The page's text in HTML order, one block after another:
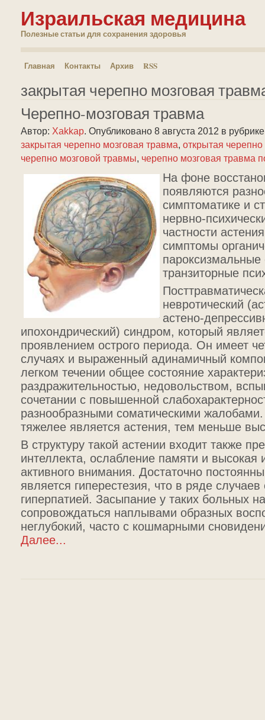
Израильская медицина
Полезные статьи для сохранения здоровья
Главная Контакты Архив RSS
закрытая черепно мозговая
Черепно-мозговая травма
Автор: Xakkap. Опубликовано 8 августа 2012 в
закрытая черепно мозговая травма, открытая
черепно мозговой травмы, черепно мозговая травма
На фоне
появляются
симптоматике и
нервно-
частности
симптомы
пароксизмальные
транзиторные
невротический
астено-
ипохондрический) синдром, который
проявлением острого периода. Он имеет
случаях и выраженный адинамичный
легком течении общее состояние
раздражительностью, недовольством,
сочетании с повышенной
разнообразными соматическими
тяжелее является астения, тем меньше
В структуру такой астении входит также
интеллекта, ослабление памяти и высокая
активного внимания. Достаточно
является гиперестезия, что в ряде
гиперпатией. Засыпание у таких больных
сопровождаться наплывами образных
неглубокий, часто с кошмарными
Далее...